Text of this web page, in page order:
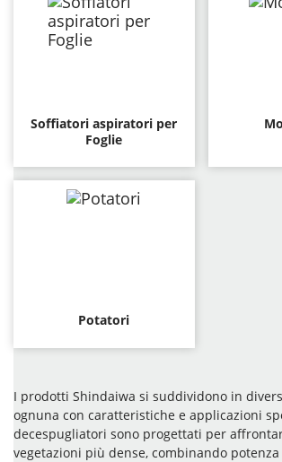
Soffiatori aspiratori per
Foglie
Potatori
I prodotti Shindaiwa si suddividono in
ognuna con caratteristiche e applicazioni
decespugliatori sono progettati per
vegetazioni più dense, combinando potenza